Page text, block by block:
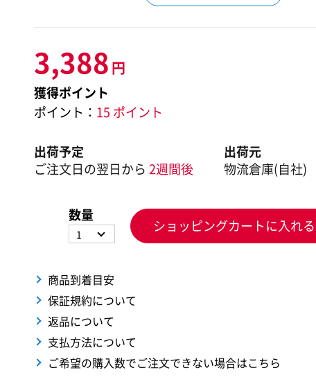
3,388 円
獲得ポイント
ポイント： 15 ポイント
出荷予定
ご注文日の翌日から 2週間後
出荷元
物流倉庫(自社)
数量
1 ショッピングカートに入れる
商品到着目安
保証規約について
返品について
支払方法について
ご希望の購入数でご注文できない場合はこちら